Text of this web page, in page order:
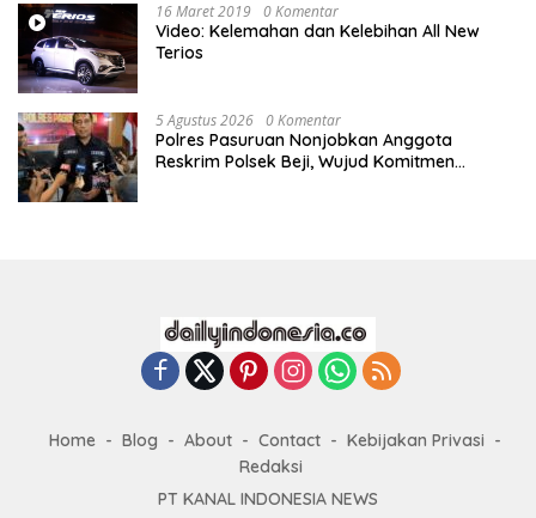
16 Maret 2019 0 Komentar
Video: Kelemahan dan Kelebihan All New
Terios
5 Agustus 2026 0 Komentar
Polres Pasuruan Nonjobkan Anggota
Reskrim Polsek Beji, Wujud Komitmen
Home Blog About Contact
Kebijakan Privasi
Redaksi
PT KANAL INDONESIA NEWS